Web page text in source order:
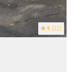
5 (22)